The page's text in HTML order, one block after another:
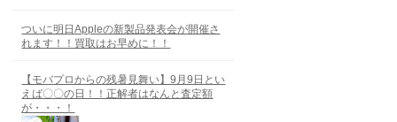
ついに明日Appleの新製品発表会が開催さ
れます！！買取はお早めに！！
【モバプロからの残暑見舞い】9月9日とい
えば〇〇の日！！正解者はなんと査定額
が・・・！